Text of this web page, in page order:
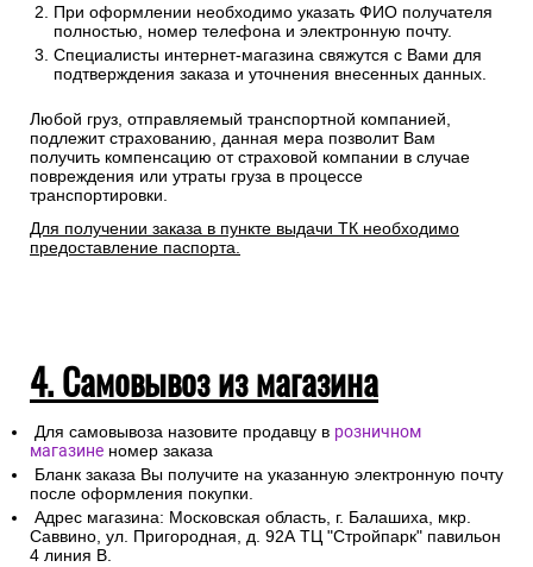
При оформлении необходимо указать ФИО получателя
полностью, номер телефона и электронную почту.
Специалисты интернет-магазина свяжутся с Вами для
подтверждения заказа и уточнения внесенных данных.
Любой груз, отправляемый транспортной компанией,
подлежит страхованию, данная мера позволит Вам
получить компенсацию от страховой компании в случае
повреждения или утраты груза в процессе
транспортировки.
Для получении заказа в пункте выдачи ТК необходимо
предоставление паспорта.
4. Самовывоз из магазина
Для самовывоза назовите продавцу в розничном
магазине номер заказа
Бланк заказа Вы получите на указанную электронную почту
после оформления покупки.
Адрес магазина: Московская область, г. Балашиха, мкр.
Саввино, ул. Пригородная, д. 92А ТЦ "Стройпарк" павильон
4 линия В.